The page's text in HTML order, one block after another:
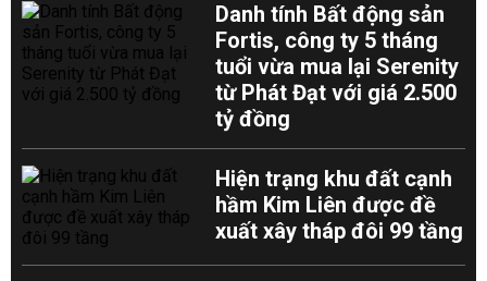
Danh tính Bất động sản
Fortis, công ty 5 tháng
tuổi vừa mua lại Serenity
từ Phát Đạt với giá 2.500
tỷ đồng
Hiện trạng khu đất cạnh
hầm Kim Liên được đề
xuất xây tháp đôi 99 tầng